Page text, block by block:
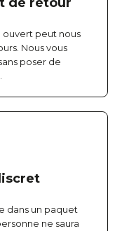
ouvert peut nous
Nous vous
poser de
dans un paquet
ne saura